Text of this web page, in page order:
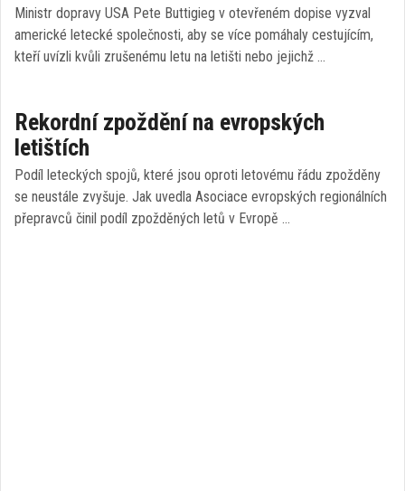
Ministr dopravy USA Pete Buttigieg v otevřeném dopise vyzval
americké letecké společnosti, aby se více pomáhaly cestujícím,
kteří uvízli kvůli zrušenému letu na letišti nebo jejichž …
Rekordní zpoždění na evropských
letištích
Podíl leteckých spojů, které jsou oproti letovému řádu zpožděny
se neustále zvyšuje. Jak uvedla Asociace evropských regionálních
přepravců činil podíl zpožděných letů v Evropě …